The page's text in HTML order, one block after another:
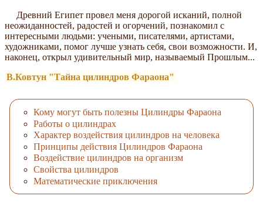
Древний Египет провел меня дорогой исканий, полной
неожиданностей, радостей и огорчений, познакомил с
интересными людьми: учеными, писателями, артистами,
художниками, помог лучше узнать себя, свои возможности. И,
наконец, открыл удивительный мир, называемый Прошлым...
В.Ковтун "Тайна цилиндров Фараона"
Кому могут быть полезны Цилиндры Фараона
Работы о цилиндрах
Характер воздействия цилиндров на человека
Принципы действия Цилиндров Фараона
Воздействие цилиндров на организм
Свойства цилиндров
Математические приключения